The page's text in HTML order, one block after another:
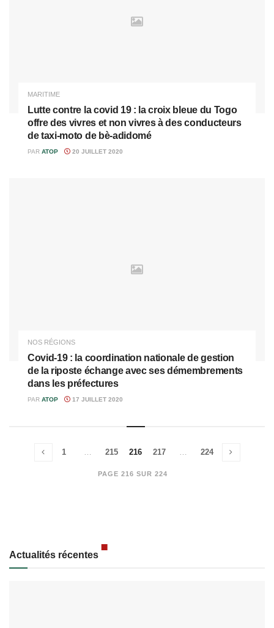
MARITIME
Lutte contre la covid 19 : la croix bleue du Togo
offre des vivres et non vivres à des conducteurs
de taxi-moto de bè-adidomé
PAR ATOP 20 JUILLET 2020
NOS RÉGIONS
Covid-19 : la coordination nationale de gestion
de la riposte échange avec ses démembrements
dans les préfectures
PAR ATOP 17 JUILLET 2020
PAGE 216 SUR 224
1 … 215 216 217 … 224
Actualités récentes